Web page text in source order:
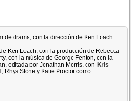
de drama, con la dirección de Ken Loach.
Ken Loach, con la producción de Rebecca
con la música de George Fenton, con la
editada por Jonathan Morris, con Kris
, Rhys Stone y Katie Proctor como